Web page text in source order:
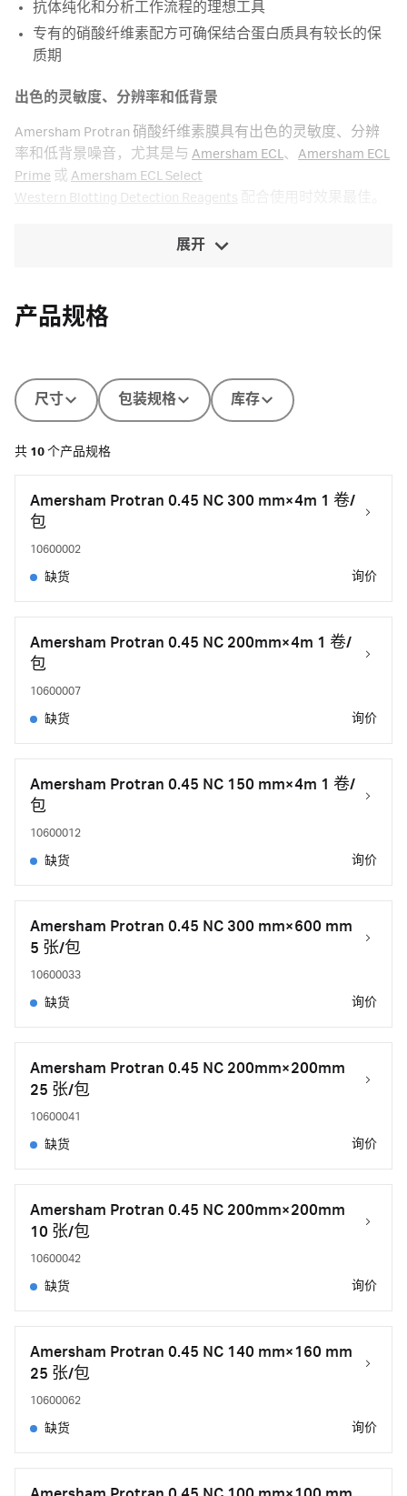
抗体纯化和分析工作流程的理想工具
专有的硝酸纤维素配方可确保结合蛋白质具有较长的保
质期
出色的灵敏度、分辨率和低背景
Amersham Protran 硝酸纤维素膜具有出色的灵敏度、分辨
率和低背景噪音，尤其是与 Amersham ECL、 Amersham ECL
Prime 或 Amersham ECL Select
Western Blotting Detection Reagents
展开
产品规格
尺寸 包装规格 库存
共 10 个产品规格
Amersham Protran 0.45 NC 300 mm×4m 1 卷/
包
10600002
缺货 询价
Amersham Protran 0.45 NC 200mm×4m 1 卷/
包
10600007
缺货 询价
Amersham Protran 0.45 NC 150 mm×4m 1 卷/
包
10600012
缺货 询价
Amersham Protran 0.45 NC 300 mm×600 mm
5 张/包
10600033
缺货 询价
Amersham Protran 0.45 NC 200mm×200mm
25 张/包
10600041
缺货 询价
Amersham Protran 0.45 NC 200mm×200mm
10 张/包
10600042
缺货 询价
Amersham Protran 0.45 NC 140 mm×160 mm
25 张/包
10600062
缺货 询价